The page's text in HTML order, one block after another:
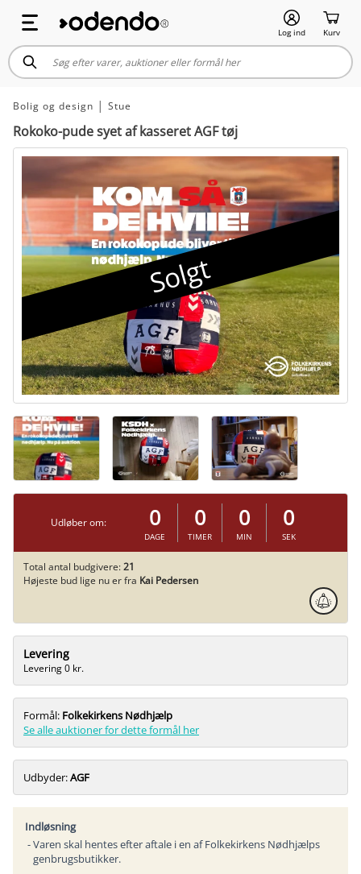
Log ind Kurv
Bolig og design Stue
Rokoko-pude syet af kasseret AGF tøj
Solgt
Udløber om: 0
DAGE
0
TIMER
0
MIN
0
SEK
Total antal budgivere:21
Højeste bud lige nu er fra Kai Pedersen
Levering
Levering 0 kr.
Formål: Folkekirkens Nødhjælp
Se alle auktioner for dette formål her
Udbyder:AGF
Indløsning
Varen skal hentes efter aftale i en af Folkekirkens Nødhjælps
genbrugsbutikker.